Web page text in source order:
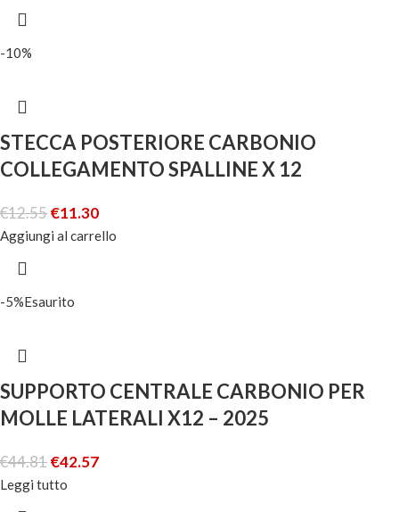
-10%
STECCA POSTERIORE CARBONIO
COLLEGAMENTO SPALLINE X 12
€12.55€11.30
Aggiungi al carrello
-5%Esaurito
SUPPORTO CENTRALE CARBONIO PER
MOLLE LATERALI X12 – 2025
€44.81€42.57
Leggi tutto